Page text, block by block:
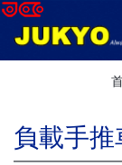
負載手推